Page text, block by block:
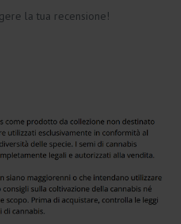
la tua recensione!